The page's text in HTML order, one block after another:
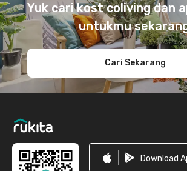
Yuk cari kost coliving dan
untukmu
Cari Sekarang
Download